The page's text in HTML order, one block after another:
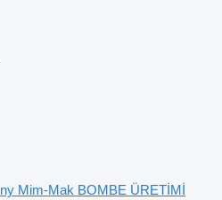
ny Mim-Mak BOMBE ÜRETİMİ